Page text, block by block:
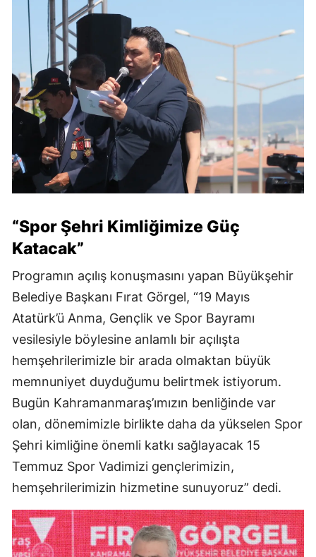
“Spor Şehri Kimliğimize Güç
Katacak”
Programın açılış konuşmasını yapan Büyükşehir
Belediye Başkanı Fırat Görgel, “19 Mayıs
Atatürk’ü Anma, Gençlik ve Spor Bayramı
vesilesiyle böylesine anlamlı bir açılışta
hemşehrilerimizle bir arada olmaktan büyük
memnuniyet duyduğumu belirtmek istiyorum.
Bugün Kahramanmaraş’ımızın benliğinde var
olan, dönemimizle birlikte daha da yükselen Spor
Şehri kimliğine önemli katkı sağlayacak 15
Temmuz Spor Vadimizi gençlerimizin,
hemşehrilerimizin hizmetine sunuyoruz” dedi.